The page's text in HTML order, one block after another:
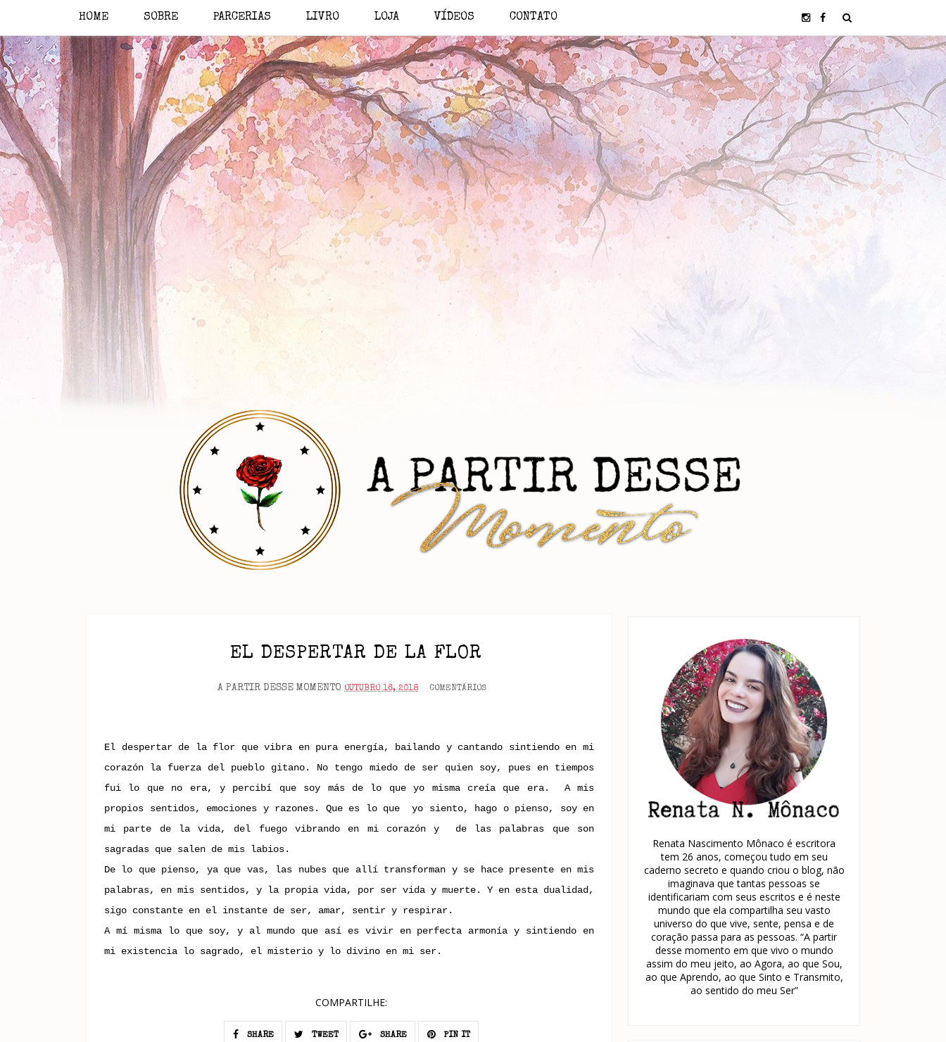
HOME SOBRE PARCERIAS LIVRO LOJA VÍDEOS CONTATO
EL DESPERTAR DE LA FLOR
A PARTIR DESSE MOMENTO OUTUBRO 16, 2018 COMENTÁRIOS
El despertar de la flor que vibra en pura energía, bailando y cantando sintiendo en mi
corazón la fuerza del pueblo gitano. No tengo miedo de ser quien soy, pues en tiempos
fui lo que no era, y percibí que soy más de lo que yo misma creía que era.
A mis
propios sentidos, emociones y razones. Que es lo que
yo siento, hago o pienso, soy en
mi parte de la vida, del fuego vibrando en mi corazón y
de las palabras que son
sagradas que salen de mis labios.
De lo que pienso, ya que vas, las nubes que allí transforman y se hace presente en mis
palabras, en mis sentidos, y la propia vida, por ser vida y muerte. Y en esta dualidad,
sigo constante en el instante de ser, amar, sentir y respirar.
A mí misma lo que soy, y al mundo que así es vivir en perfecta armonía y sintiendo en
mi existencia lo sagrado, el misterio y lo divino en mi ser.
COMPARTILHE:
SHARE TWEET SHARE PIN IT
Renata Nascimento Mônaco é escritora
tem 26 anos, começou tudo em seu
caderno secreto e quando criou o blog, não
imaginava que tantas pessoas se
identificariam com seus escritos e é neste
mundo que ela compartilha seu vasto
universo do que vive, sente, pensa e de
coração passa para as pessoas. “A partir
desse momento em que vivo o mundo
assim do meu jeito, ao Agora, ao que Sou,
ao que Aprendo, ao que Sinto e Transmito,
ao sentido do meu Ser”